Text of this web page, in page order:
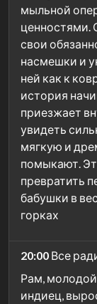
мыльной
ценностями.
свои
насмешки и
ней как к
история
приезжает
увидеть
мягкую и
помыкают.
превратить
бабушки в
горках
20:00 Все
Рам,
индиец,